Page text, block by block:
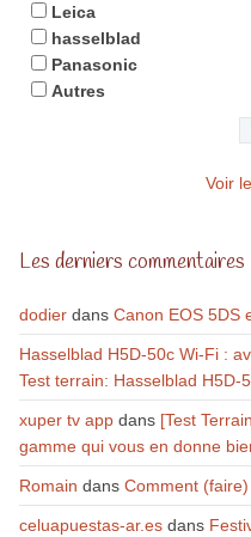
Leica
hasselblad
Panasonic
Autres
Voir
Les derniers commentaires
dodierdans Canon EOS 5DS
Hasselblad H5D-50c Wi-Fi :
Test terrain: Hasselblad H5D-
xuper tv appdans [Test
gamme qui vous en donne
Romain dans Comment
celuapuestas-ar.esdans